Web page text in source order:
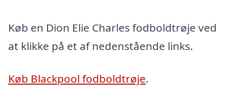
Køb en Dion Elie Charles fodboldtrøje ved
at klikke på et af nedenstående links.
Køb Blackpool fodboldtrøje.